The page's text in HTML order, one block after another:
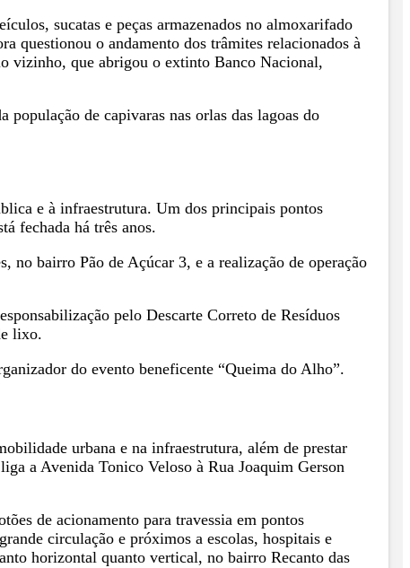
sucatas e peças armazenados no almoxarifado
questionou o andamento dos trâmites relacionados à
vizinho, que abrigou o extinto Banco Nacional,
população de capivaras nas orlas das lagoas do
e à infraestrutura. Um dos principais pontos
fechada há três anos.
no bairro Pão de Açúcar 3, e a realização de operação
pelo Descarte Correto de Resíduos
lixo.
do evento beneficente “Queima do Alho”.
urbana e na infraestrutura, além de prestar
a Avenida Tonico Veloso à Rua Joaquim Gerson
de acionamento para travessia em pontos
circulação e próximos a escolas, hospitais e
horizontal quanto vertical, no bairro Recanto das